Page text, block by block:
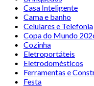
Casa Inteligente
Cama e banho
Celulares e Telefonia
Copa do Mundo
Cozinha
Eletroportáteis
Eletrodomésticos
Ferramentas e
Festa